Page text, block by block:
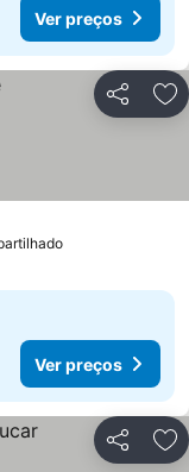
Ver preços
Partilhar
Ver preços
Ver preços
Partilhar